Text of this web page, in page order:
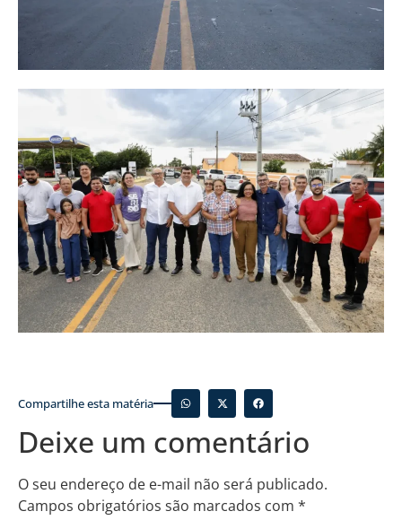
Compartilhe esta matéria
Deixe um comentário
O seu endereço de e-mail não será publicado.
Campos obrigatórios são marcados com *